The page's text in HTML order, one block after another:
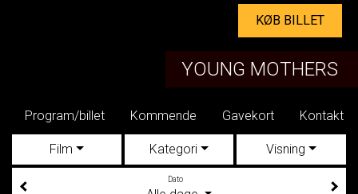
YOUNG MOTHERS
KØB BILLET
Program/billet Kommende Gavekort Kontakt
Film Kategori Visning
Dato